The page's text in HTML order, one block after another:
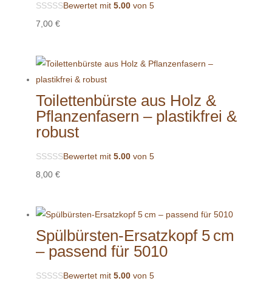
Bewertet mit 5.00von 5
7,00 €
Toilettenbürste aus Holz &
Pflanzenfasern – plastikfrei &
robust
Bewertet mit 5.00von 5
8,00 €
Spülbürsten-Ersatzkopf 5 cm
– passend für 5010
Bewertet mit 5.00von 5